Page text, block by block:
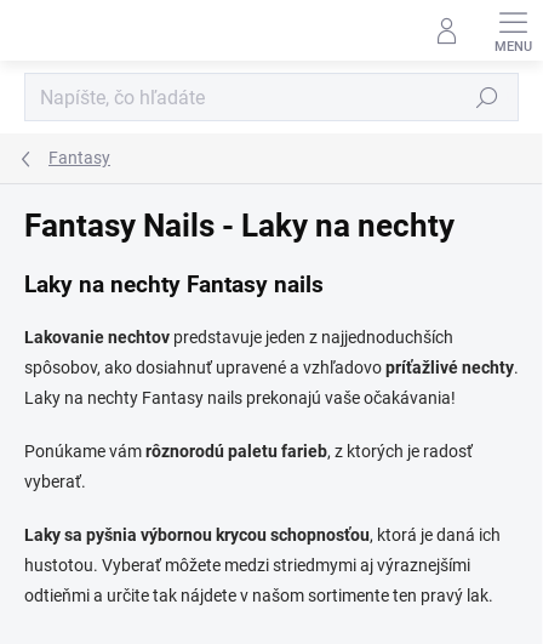
Hľadať
Fantasy
Fantasy Nails - Laky na nechty
Laky na nechty Fantasy nails
Lakovanie nechtov predstavuje jeden z najjednoduchších
spôsobov, ako dosiahnuť upravené a vzhľadovopríťažlivé nechty.
Laky na nechty Fantasy nails prekonajú vaše očakávania!
Ponúkame vámrôznorodú paletu farieb, z ktorých je radosť
vyberať.
Laky sa pyšnia výbornou krycou schopnosťou, ktorá je daná ich
hustotou. Vyberať môžete medzi striedmymi aj výraznejšími
odtieňmi a určite tak nájdete v našom sortimente ten pravý lak.